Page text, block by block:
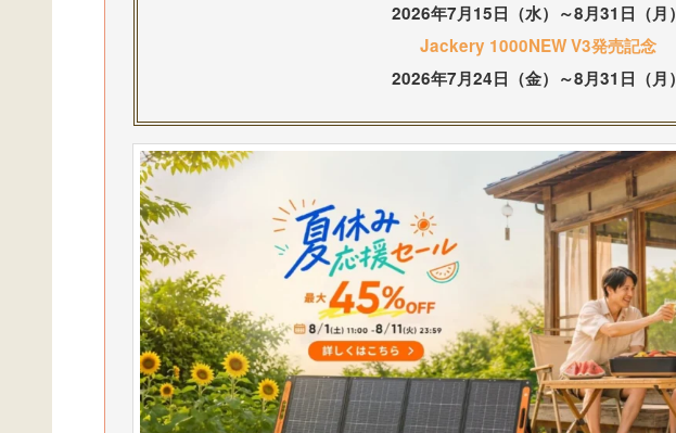
2026年7月15日（水）～8月31日（月）
Jackery 1000NEW V3発売記念
2026年7月24日（金）～8月31日（月）